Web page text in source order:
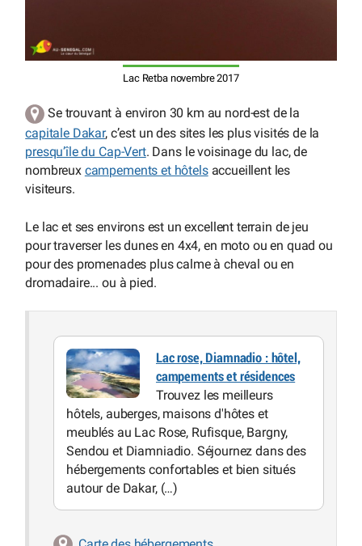
Lac Retba novembre 2017
Se trouvant à environ 30 km au nord-est de la
capitale Dakar, c’est un des sites les plus visités de la
presqu’île du Cap-Vert. Dans le voisinage du lac, de
nombreux campements et hôtelsaccueillent les
visiteurs.
Le lac et ses environs est un excellent terrain de jeu
pour traverser les dunes en 4x4, en moto ou en quad ou
pour des promenades plus calme à cheval ou en
dromadaire... ou à pied.
Lac rose, Diamnadio : hôtel,
campements et résidences
Trouvez les meilleurs
hôtels, auberges, maisons d'hôtes et
meublés au Lac Rose, Rufisque, Bargny,
Sendou et Diamniadio. Séjournez dans des
hébergements confortables et bien situés
autour de Dakar, (…)